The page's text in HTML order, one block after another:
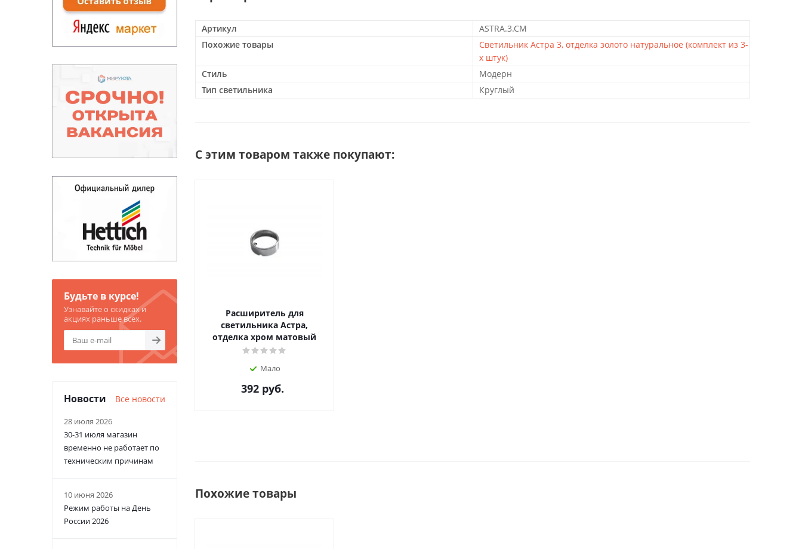
Артикул
ASTRA.3.CM
Похожие товары
Светильник Астра 3, отделка золото натуральное (комплект из 3-
х штук)
Стиль
Модерн
Тип светильника
Круглый
С этим товаром также покупают:
Расширитель для
светильника Астра,
отделка хром матовый
Мало
392руб.
Похожие товары
Будьте в курсе!
Узнавайте о скидках и
акциях раньше всех.
Новости Все новости
28 июля 2026
30-31 июля магазин
временно не работает по
техническим причинам
10 июня 2026
Режим работы на День
России 2026